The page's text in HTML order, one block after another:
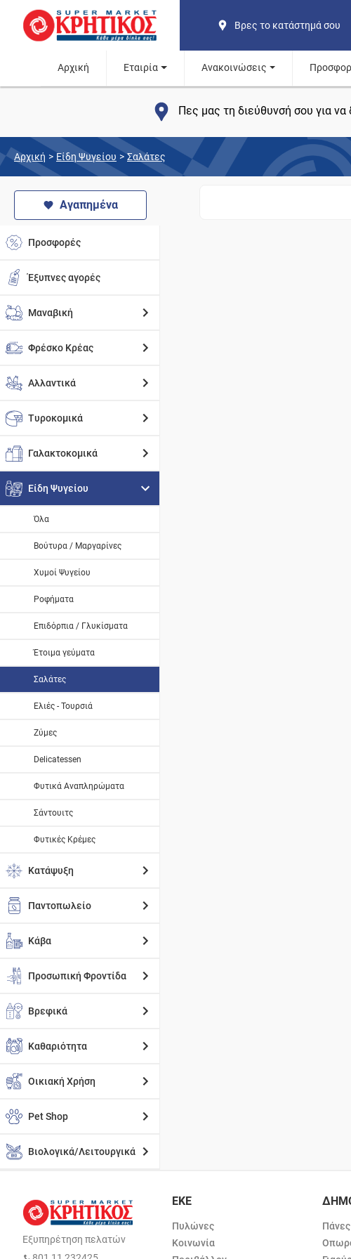
Βρες το κατάστημά σου
Αρχική Εταιρία Ανακοινώσεις
Πες μας τη διεύθυνσή σου για
Αρχική > Είδη Ψυγείου > Σαλάτες
Αγαπημένα
Προσφορές
Έξυπνες αγορές
Μαναβική
Φρέσκο Κρέας
Αλλαντικά
Τυροκομικά
Γαλακτοκομικά
Είδη Ψυγείου
Όλα
Βούτυρα / Μαργαρίνες
Χυμοί Ψυγείου
Ροφήματα
Επιδόρπια / Γλυκίσματα
Έτοιμα γεύματα
Σαλάτες
Ελιές - Τουρσιά
Ζύμες
Delicatessen
Φυτικά Αναπληρώματα
Σάντουιτς
Φυτικές Κρέμες
Κατάψυξη
Παντοπωλείο
Κάβα
Προσωπική Φροντίδα
Βρεφικά
Καθαριότητα
Οικιακή Χρήση
Pet Shop
Βιολογικά/Λειτουργικά
Εξυπηρέτηση πελατών
ΕΚΕ
Πυλώνες
Κοινωνία
Πάνες